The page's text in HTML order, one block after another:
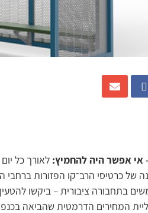
אפשר היה להחמיץ:
של כרטיסי הרב־קו הפזורות
בתחבורה ציבורית – ביקשו
המחירים הדרמטית שהביאה